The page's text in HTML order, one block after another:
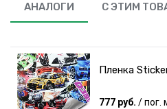
АНАЛОГИ С ЭТИМ
Пленка
777 руб. / пог.